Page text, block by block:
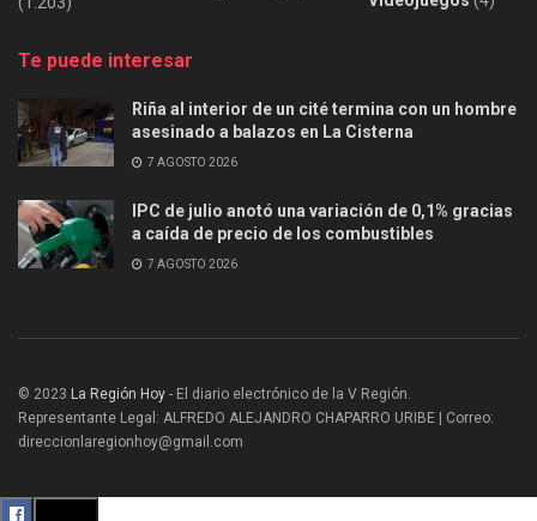
Te puede interesar
Riña al interior de un cité termina con un hombre
asesinado a balazos en La Cisterna
7 AGOSTO 2026
IPC de julio anotó una variación de 0,1% gracias
a caída de precio de los combustibles
7 AGOSTO 2026
© 2023 La Región Hoy - El diario electrónico de la V Región.
Representante Legal: ALFREDO ALEJANDRO CHAPARRO URIBE | Correo:
direccionlaregionhoy@gmail.com